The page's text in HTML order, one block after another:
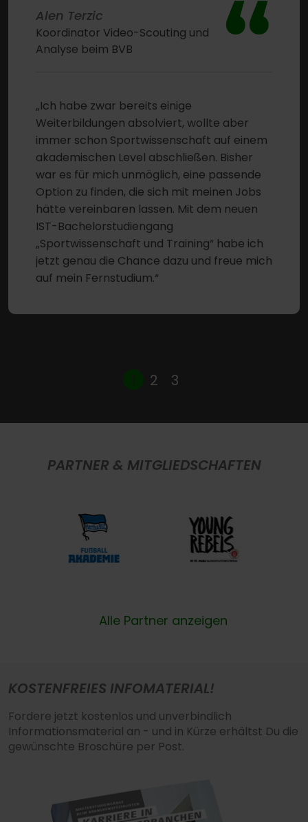
“
Alen Terzic
Koordinator Video-Scouting und
Analyse beim BVB
„Ich habe zwar bereits einige
Weiterbildungen absolviert, wollte aber
immer schon Sportwissenschaft auf einem
akademischen Level abschließen. Bisher
war es für mich unmöglich, eine passende
Option zu finden, die sich mit meinen Jobs
hätte vereinbaren lassen. Mit dem neuen
IST-Bachelorstudiengang
„Sportwissenschaft und Training“ habe ich
jetzt genau die Chance dazu und freue mich
auf mein Fernstudium.“
2 3
PARTNER & MITGLIEDSCHAFTEN
Alle Partner anzeigen
KOSTENFREIES INFOMATERIAL!
Fordere jetzt kostenlos und unverbindlich
Informationsmaterial an - und in Kürze erhältst Du die
gewünschte Broschüre per Post.